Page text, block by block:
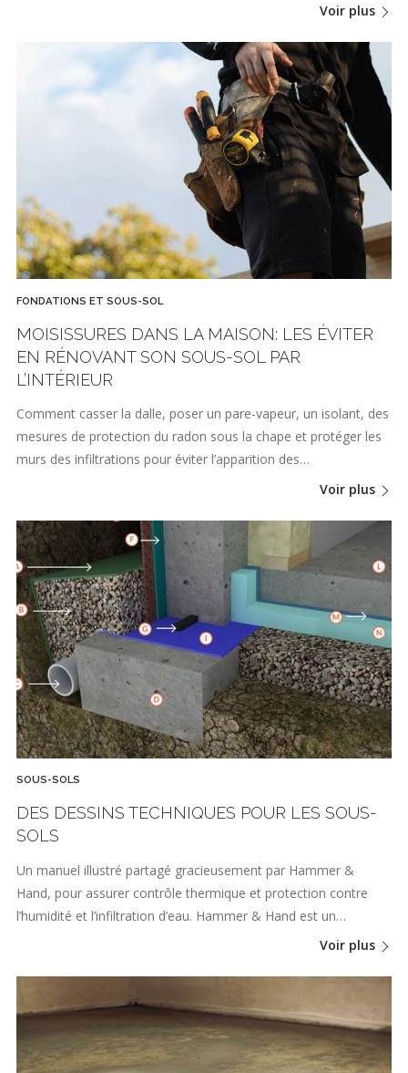
Voir plus
FONDATIONS ET SOUS-SOL
MOISISSURES DANS LA MAISON: LES ÉVITER
EN RÉNOVANT SON SOUS-SOL PAR
L’INTÉRIEUR
Comment casser la dalle, poser un pare-vapeur, un isolant, des
mesures de protection du radon sous la chape et protéger les
murs des infiltrations pour éviter l’apparition des…
Voir plus
SOUS-SOLS
DES DESSINS TECHNIQUES POUR LES SOUS-
SOLS
Un manuel illustré partagé gracieusement par Hammer &
Hand, pour assurer contrôle thermique et protection contre
l’humidité et l’infiltration d’eau. Hammer & Hand est un…
Voir plus